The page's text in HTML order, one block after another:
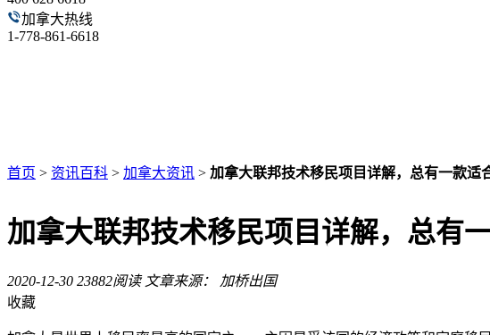
加拿大热线
1-778-861-6618
首页 > 资讯百科 > 加拿大资讯 > 加拿大联邦技术移民项目详解，总有一款适
加拿大联邦技术移民项目详解，总有
2020-12-30 23882阅读 文章来源： 加桥出国
收藏